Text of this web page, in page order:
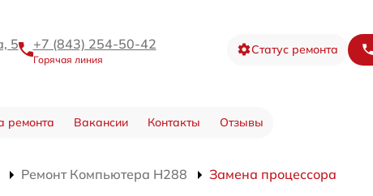
5 +7 (843) 254-50-42
Горячая линия
Статус ремонта
ремонта Вакансии Контакты Отзывы
Ремонт Компьютера H288 Замена процессора